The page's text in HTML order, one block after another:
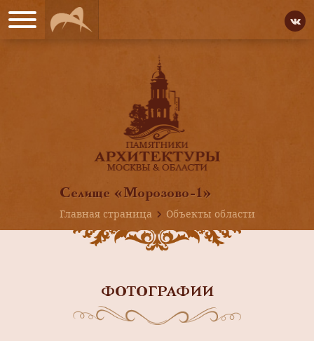
Селище «Морозово-1»
Главная страница
Объекты области
ФОТОГРАФИИ